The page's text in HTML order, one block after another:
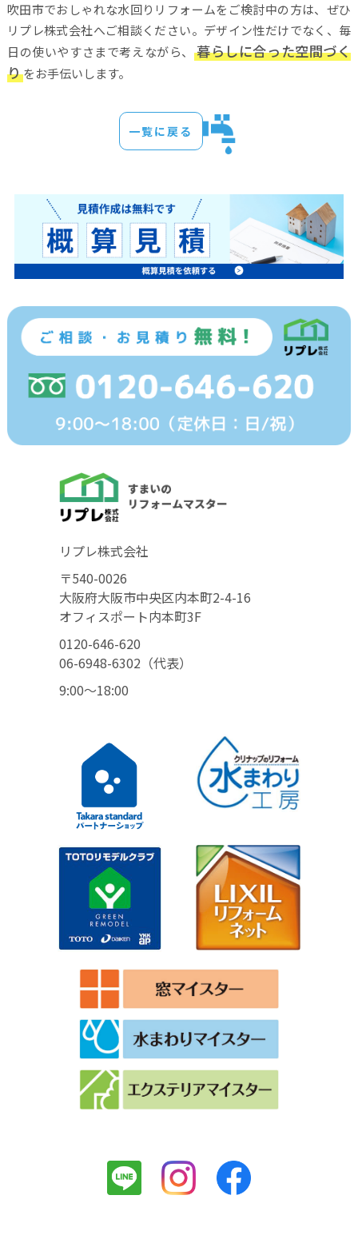
吹田市でおしゃれな水回りリフォームをご検討中の方は、ぜひ
リプレ株式会社へご相談ください。デザイン性だけでなく、毎
日の使いやすさまで考えながら、
暮らしに合った空間づく
りをお手伝いします。
一覧に戻る
リプレ株式会社
〒540-0026
大阪府大阪市中央区内本町2-4-16
オフィスポート内本町3F
0120-646-620
06-6948-6302（代表）
9:00〜18:00